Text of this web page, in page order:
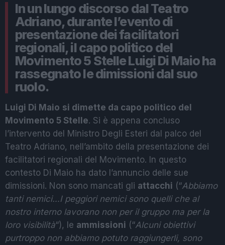
In un lungo discorso dal Teatro
Adriano, durante l’evento di
presentazione dei facilitatori
regionali, il capo politico del
Movimento 5 Stelle Luigi Di Maio ha
rassegnato le dimissioni dal suo
ruolo.
Luigi Di Maio si dimette da capo politico del
Movimento 5 Stelle. Si è appena concluso
l’intervento del Ministro Degli Esteri dal palco del
Teatro Adriano, nell’ambito della presentazione dei
facilitatori regionali del Movimento. In questo
contesto Di Maio ha dato l’annuncio delle sue
dimissioni. Non sono mancati gli attacchi (“Abbiamo
tanti nemici…I peggiori nemici sono quelli che al
nostro interno lavorano non per il gruppo ma per la
loro visibilità“), le ammissioni (“Alcuni obiettivi
purtroppo non abbiamo potuto raggiungerli, sono